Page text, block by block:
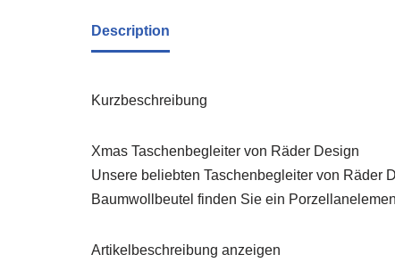
Description
Kurzbeschreibung
Xmas Taschenbegleiter von Räder Design
Unsere beliebten Taschenbegleiter von Räder
Baumwollbeutel finden Sie ein
Artikelbeschreibung anzeigen